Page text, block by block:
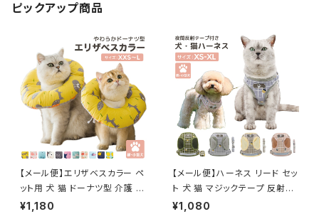
ピックアップ商品
【メール便】エリザベスカラー ペ
ット用 犬 猫 ドーナツ型 介護 ク
ッション ネッカー／pets084
¥1,180
【メール便】ハーネス リード セッ
ト 犬 猫 マジックテープ 反射テ
ープ付き サイズ調整可能／pet
¥1,080